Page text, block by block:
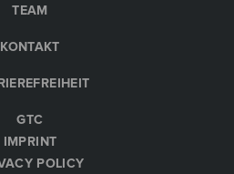
TEAM
KONTAKT
GTC
IMPRINT
POLICY